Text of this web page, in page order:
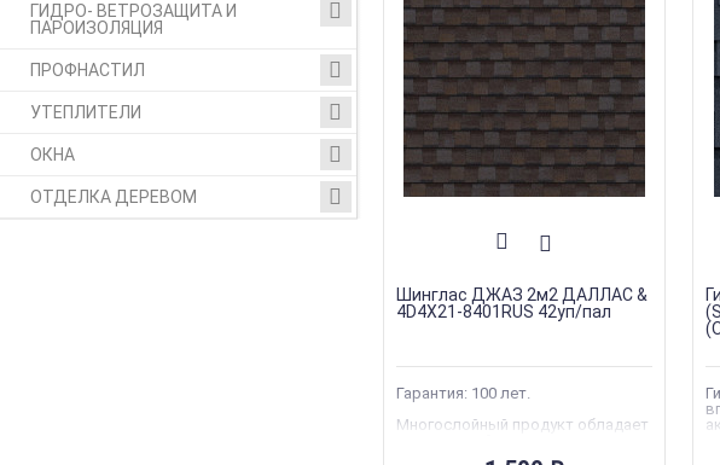
ГИДРО- ВЕТРОЗАЩИТА И
ПАРОИЗОЛЯЦИЯ
ПРОФНАСТИЛ
УТЕПЛИТЕЛИ
ОКНА
ОТДЕЛКА ДЕРЕВОМ
Шинглас ДЖАЗ 2м2 ДАЛЛАС &
4D4X21-8401RUS 42уп/пал
Гарантия: 100 лет.
Многослойный продукт обладает
ветроустойчивостью и